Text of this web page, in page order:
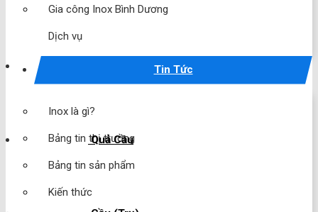
Gia công Inox Bình Dương
Dịch vụ
Tin Tức
Inox là gì?
Bảng tin thị trường
Bảng tin sản phẩm
Kiến thức
Quả Cầu